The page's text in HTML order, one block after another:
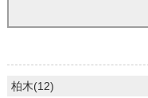
柏木(12)